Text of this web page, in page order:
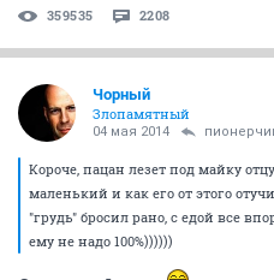
359535 2208
Чорный
Злопамятный
04 мая 2014
Короче, пацан лезет под майку
маленький и как его от этого
"грудь" бросил рано, с едой все
ему не надо 100%))))))